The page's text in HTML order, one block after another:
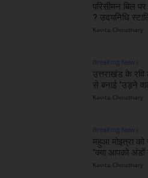
परिसीमन बिल
? उदयनिधि
Kavita Choudhary
Breaking News
उत्तराखंड के
से बनाई ‘उड़ने
Kavita Choudhary
Breaking News
महुआ मोइत्रा को
‘क्या आपको
Kavita Choudhary